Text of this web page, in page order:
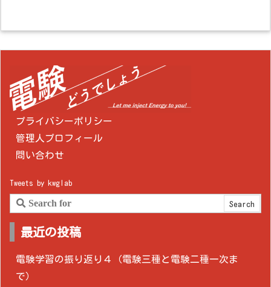
プライバシーポリシー
管理人プロフィール
問い合わせ
Tweets by kwglab
最近の投稿
電験学習の振り返り４（電験三種と電験二種一次ま
で）